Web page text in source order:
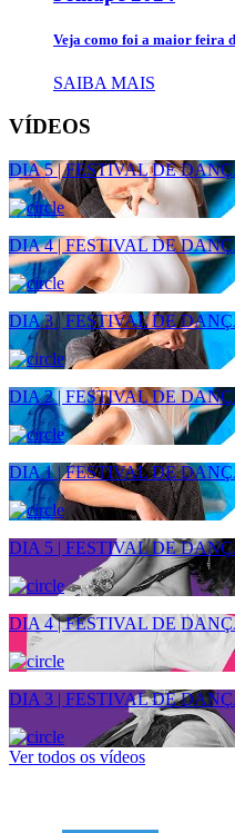
Veja como foi a maior feira
SAIBA MAIS
VÍDEOS
DIA 5 | FESTIVAL DE
DIA 4 | FESTIVAL DE
DIA 3 | FESTIVAL DE
DIA 2 | FESTIVAL DE
DIA 1 | FESTIVAL DE
DIA 5 | FESTIVAL DE
DIA 4 | FESTIVAL DE
DIA 3 | FESTIVAL DE
Ver todos os vídeos